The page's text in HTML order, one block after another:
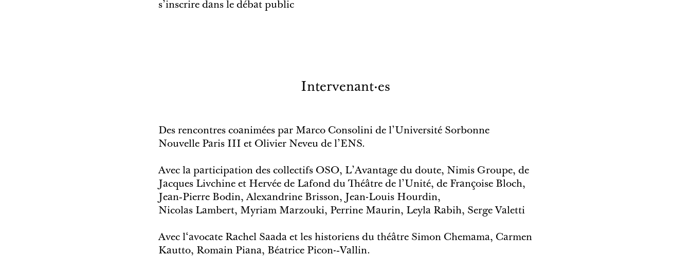
s’inscrire dans le débat public
Intervenant·es
Des rencontres coanimées par Marco Consolini de l’Université Sorbonne
Nouvelle Paris III et Olivier Neveu de l’ENS.
Avec la participation des collectifs OSO, L’Avantage du doute, Nimis Groupe, de
Jacques Livchine et Hervée de Lafond du Théâtre de l’Unité, de Françoise Bloch,
Jean­‐Pierre Bodin, Alexandrine Brisson, Jean-Louis Hourdin,
Nicolas Lambert, Myriam Marzouki, Perrine Maurin, Leyla Rabih, Serge Valetti
Avec l‘avocate Rachel Saada et les historiens du théâtre Simon Chemama, Carmen
Kautto, Romain Piana, Béatrice Picon-­‐Vallin.